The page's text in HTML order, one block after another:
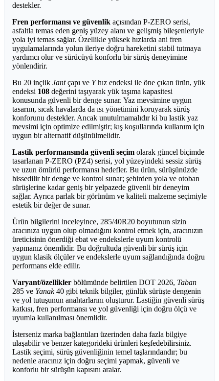
destekler.
Fren performansı ve güvenlik açısından P-ZERO serisi,
asfaltla temas eden geniş yüzey alanı ve gelişmiş bileşenleriyle
yola iyi temas sağlar. Özellikle yüksek hızlarda ani fren
uygulamalarında yolun ileriye doğru hareketini stabil tutmaya
yardımcı olur ve sürücüyü konforlu bir sürüş deneyimine
yönlendirir.
Bu 20 inçlik Jantçapı ve Yhız endeksi ile öne çıkan ürün, yük
endeksi 108 değerini taşıyarak yük taşıma kapasitesi
konusunda güvenli bir denge sunar. Yaz mevsimine uygun
tasarım, sıcak havalarda da ısı yönetimini koruyarak sürüş
konforunu destekler. Ancak unutulmamalıdır ki bu lastik yaz
mevsimi için optimize edilmiştir; kış koşullarında kullanım için
uygun bir alternatif düşünülmelidir.
Lastik performansında güvenli seçim olarak güncel biçimde
tasarlanan P-ZERO (PZ4) serisi, yol yüzeyindeki sessiz sürüş
ve uzun ömürlü performansı hedefler. Bu ürün, sürüşünüzde
hissedilir bir denge ve kontrol sunar; şehirden yola ve otoban
sürüşlerine kadar geniş bir yelpazede güvenli bir deneyim
sağlar. Ayrıca parlak bir görünüm ve kaliteli malzeme seçimiyle
estetik bir değer de sunar.
Ürün bilgilerini inceleyince, 285/40R20 boyutunun sizin
aracınıza uygun olup olmadığını kontrol etmek için, aracınızın
üreticisinin önerdiği ebat ve endekslerle uyum kontrolü
yapmanız önemlidir. Bu doğrultuda güvenli bir sürüş için
uygun klasik ölçüler ve endekslerle uyum sağlandığında doğru
performans elde edilir.
Varyant/özellikler bölümünde belirtilen DOT 2026, Taban
285 ve Yanak40 gibi teknik bilgiler, günlük sürüşte dengenin
ve yol tutuşunun anahtarlarını oluşturur. Lastiğin güvenli sürüş
katkısı, fren performansı ve yol güvenliği için doğru ölçü ve
uyumla kullanılması önemlidir.
İsterseniz marka bağlantıları üzerinden daha fazla bilgiye
ulaşabilir ve benzer kategorideki ürünleri keşfedebilirsiniz.
Lastik seçimi, sürüş güvenliğinin temel taşlarındandır; bu
nedenle aracınız için doğru seçimi yapmak, güvenli ve
konforlu bir sürüşün kapısını aralar.